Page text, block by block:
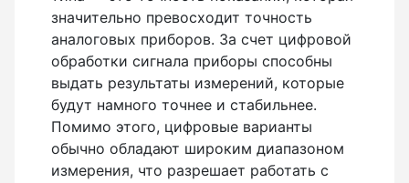
значительно превосходит точность
аналоговых приборов. За счет цифровой
обработки сигнала приборы способны
выдать результаты измерений, которые
будут намного точнее и стабильнее.
Помимо этого, цифровые варианты
обычно обладают широким диапазоном
измерения, что разрешает работать с
Показать еще
Уцененные товары (Б/У) С ГАРАНТИЕЙ